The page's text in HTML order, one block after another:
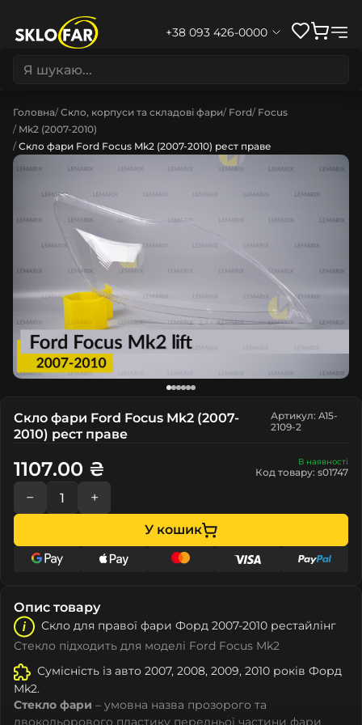
+38 093 426-0000
Головна Скло, корпуси та складові фари Ford Focus
Mk2 (2007-2010)
Скло фари Ford Focus Mk2 (2007-2010) рест праве
Скло фари Ford Focus Mk2 (2007-
2010) рест праве
Артикул: A15-
2109-2
В наявності
Код товару: s01747
1107.00 ₴
− +
У кошик
Опис товару
Скло для правої фари Форд 2007-2010 рестайлінг
Стекло підходить для моделі Ford Focus Mk2
Сумісність із авто 2007, 2008, 2009, 2010 років Форд
Mk2.
Стекло фари – умовна назва прозорого та
двокольорового пластику передньої частини фари